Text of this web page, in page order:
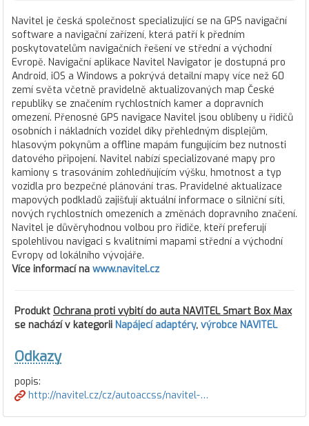
Navitel je česká společnost specializující se na GPS navigační
software a navigační zařízení, která patří k předním
poskytovatelům navigačních řešení ve střední a východní
Evropě. Navigační aplikace Navitel Navigator je dostupná pro
Android, iOS a Windows a pokrývá detailní mapy více než 60
zemí světa včetně pravidelně aktualizovaných map České
republiky se značením rychlostních kamer a dopravních
omezení. Přenosné GPS navigace Navitel jsou oblíbeny u řidičů
osobních i nákladních vozidel díky přehledným displejům,
hlasovým pokynům a offline mapám fungujícím bez nutnosti
datového připojení. Navitel nabízí specializované mapy pro
kamiony s trasováním zohledňujícím výšku, hmotnost a typ
vozidla pro bezpečné plánování tras. Pravidelné aktualizace
mapových podkladů zajišťují aktuální informace o silniční síti,
nových rychlostních omezeních a změnách dopravního značení.
Navitel je důvěryhodnou volbou pro řidiče, kteří preferují
spolehlivou navigaci s kvalitními mapami střední a východní
Evropy od lokálního vývojáře.
Více informací na www.navitel.cz
Produkt Ochrana proti vybití do auta NAVITEL Smart Box Max
se nachází v kategorii Napájecí adaptéry, výrobce NAVITEL
Odkazy
popis:
http://navitel.cz/cz/autoaccss/navitel-…